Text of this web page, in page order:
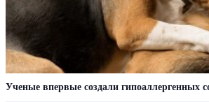
Ученые впервые создали гипоаллергенных